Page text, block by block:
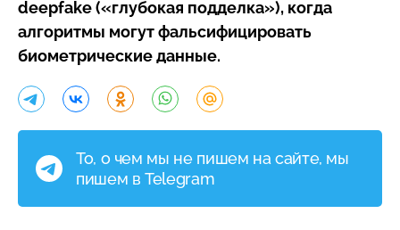
deepfake («глубокая подделка»), когда
алгоритмы могут фальсифицировать
биометрические данные.
То, о чем мы не пишем на сайте, мы
пишем в Telegram